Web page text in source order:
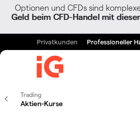
Optionen und CFDs sind
Geld beim CFD-Handel mit
Privatkunden Professioneller
Trading
Aktien-Kurse